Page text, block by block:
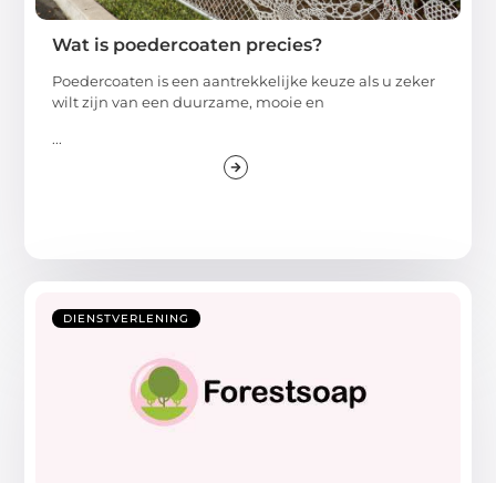
Wat is poedercoaten precies?
Poedercoaten is een aantrekkelijke keuze als u zeker
wilt zijn van een duurzame, mooie en
...
DIENSTVERLENING